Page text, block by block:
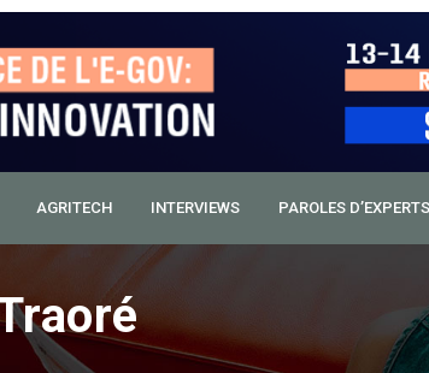
AGRITECH INTERVIEWS PAROLES D’EXPERTS
à deux mois
sur Facebook
l’histoire du Web en Afrique de l’Ouest. Un